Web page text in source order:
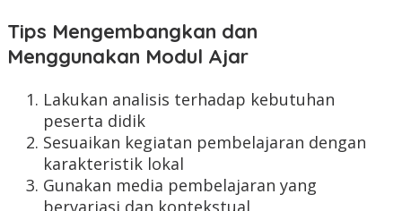
Tips Mengembangkan dan
Menggunakan Modul Ajar
Lakukan analisis terhadap kebutuhan
peserta didik
Sesuaikan kegiatan pembelajaran dengan
karakteristik lokal
Gunakan media pembelajaran yang
bervariasi dan kontekstual